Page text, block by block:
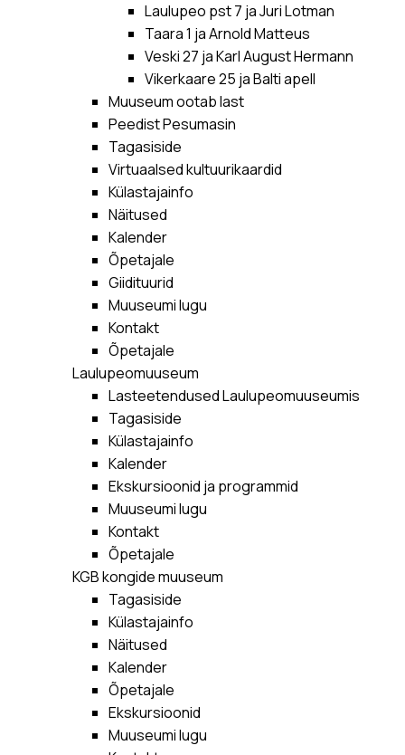
Laulupeo pst 7 ja Juri Lotman
Taara 1 ja Arnold Matteus
Veski 27 ja Karl August Hermann
Vikerkaare 25 ja Balti apell
Muuseum ootab last
Peedist Pesumasin
Tagasiside
Virtuaalsed kultuurikaardid
Külastajainfo
Näitused
Kalender
Õpetajale
Giidituurid
Muuseumi lugu
Kontakt
Õpetajale
Laulupeomuuseum
Lasteetendused Laulupeomuuseumis
Tagasiside
Külastajainfo
Kalender
Ekskursioonid ja programmid
Muuseumi lugu
Kontakt
Õpetajale
KGB kongide muuseum
Tagasiside
Külastajainfo
Näitused
Kalender
Õpetajale
Ekskursioonid
Muuseumi lugu